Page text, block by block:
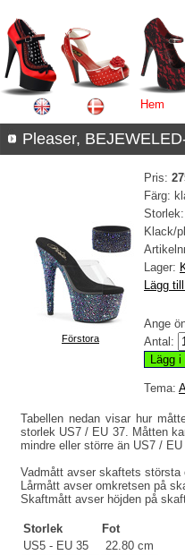
Hem
Pleaser,
Förstora
Pris:
Färg:
Klack/
Lager:
Lägg
Ange
Antal:
Tema:
Tabellen nedan visar hur
storlek US7 / EU 37. Måtten
mindre eller större än US7 / EU
Vadmått avser skaftets största
Lårmått avser omkretsen på
Skaftmått avser höjden på
Storlek
Fot
US5 - EU 35
22.80 cm